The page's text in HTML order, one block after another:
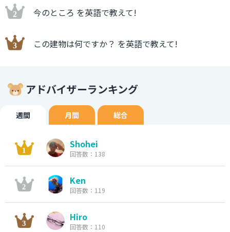
今のところ を英語で教えて!
この建物は何ですか？ を英語で教えて!
アドバイザーランキング
週間 月間 総合
Shohei
回答数：138
Ken
回答数：119
Hiro
回答数：110